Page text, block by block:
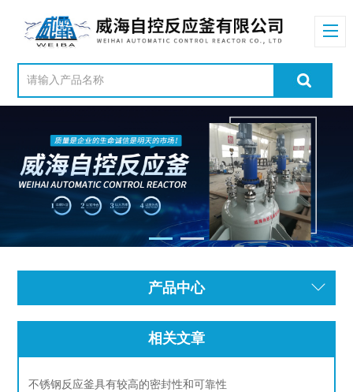
产品中心
相关文章
不锈钢反应釜具有较高的密封性和可靠性